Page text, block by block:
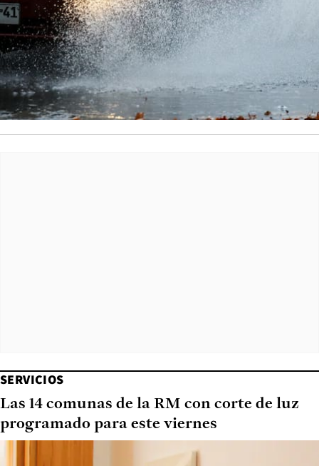
SERVICIOS
Las 14 comunas de la RM con corte de luz
programado para este viernes